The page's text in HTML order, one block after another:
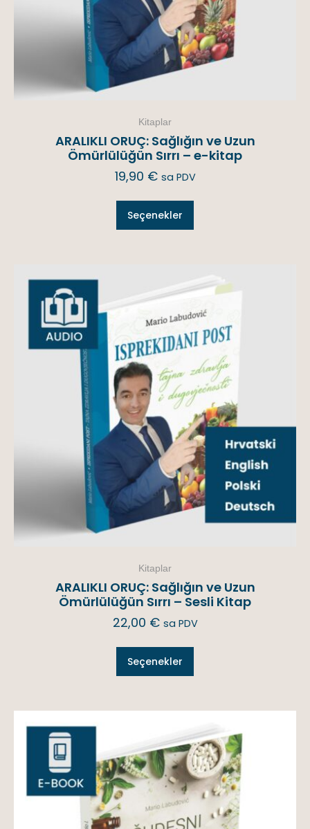
Kitaplar
ARALIKLI ORUÇ: Sağlığın ve Uzun
Ömürlülüğün Sırrı – e-kitap
19,90 € sa PDV
Seçenekler
Kitaplar
ARALIKLI ORUÇ: Sağlığın ve Uzun
Ömürlülüğün Sırrı – Sesli Kitap
22,00 € sa PDV
Seçenekler